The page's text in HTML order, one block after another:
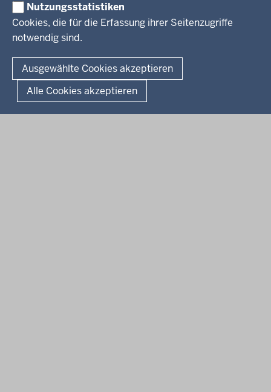
Nutzungsstatistiken
Cookies, die für die Erfassung ihrer Seitenzugriffe
notwendig sind.
Ausgewählte Cookies akzeptieren
Alle Cookies akzeptieren
Amtsblatt
© 2026 Bezirksregierung Arnsberg
Fußzeile
Impressum Datenschutz Barrierefreiheit
Kurzlink zu dieser Seite